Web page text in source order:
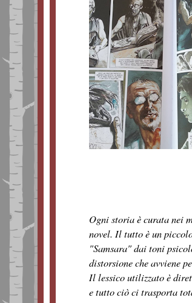
Ogni storia è curata nei
novel. Il tutto è un
"Samsara" dai toni
distorsione che avviene
Il lessico utilizzato è
e tutto ciò ci trasporta